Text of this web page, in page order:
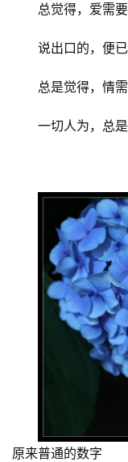
总觉得，爱需
说出口的，便
总是觉得，情
一切人为，总
原来普通的数字